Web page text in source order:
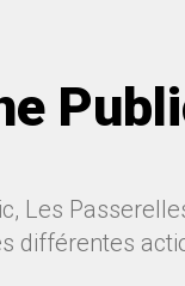
Les
différentes